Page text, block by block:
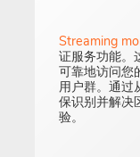
Streaming
证服务功能。
可靠地访问您
用户群。通过
保识别并解决
验。